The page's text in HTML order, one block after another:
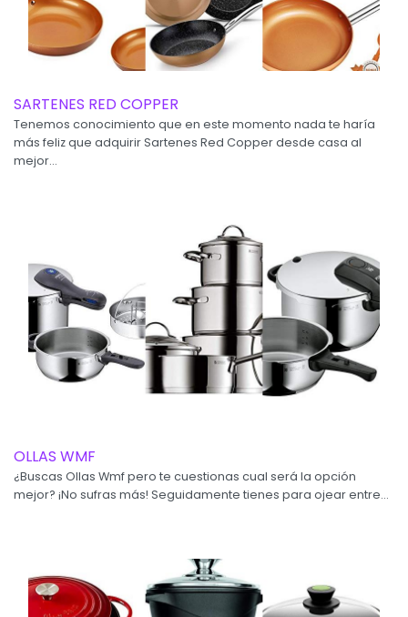
SARTENES RED COPPER
Tenemos conocimiento que en este momento nada te haría
más feliz que adquirir Sartenes Red Copper desde casa al
mejor...
OLLAS WMF
¿Buscas Ollas Wmf pero te cuestionas cual será la opción
mejor? ¡No sufras más! Seguidamente tienes para ojear entre...